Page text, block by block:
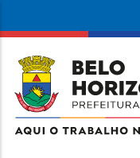
conteúdo
principal
da
Prefeitura
de